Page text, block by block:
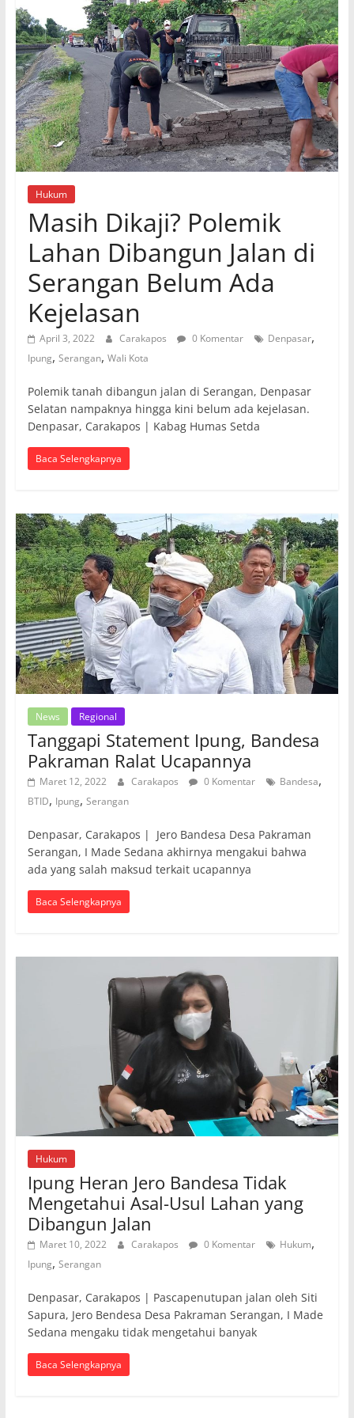
Hukum
Masih Dikaji? Polemik
Lahan Dibangun Jalan di
Serangan Belum Ada
Kejelasan
April 3, 2022 Carakapos 0 Komentar Denpasar,
Ipung, Serangan, Wali Kota
Polemik tanah dibangun jalan di Serangan, Denpasar
Selatan nampaknya hingga kini belum ada kejelasan.
Denpasar, Carakapos | Kabag Humas Setda
Baca Selengkapnya
News Regional
Tanggapi Statement Ipung, Bandesa
Pakraman Ralat Ucapannya
Maret 12, 2022 Carakapos 0 Komentar Bandesa,
BTID, Ipung, Serangan
Denpasar, Carakapos | Jero Bandesa Desa Pakraman
Serangan, I Made Sedana akhirnya mengakui bahwa
ada yang salah maksud terkait ucapannya
Baca Selengkapnya
Hukum
Ipung Heran Jero Bandesa Tidak
Mengetahui Asal-Usul Lahan yang
Dibangun Jalan
Maret 10, 2022 Carakapos 0 Komentar Hukum,
Ipung, Serangan
Denpasar, Carakapos | Pascapenutupan jalan oleh Siti
Sapura, Jero Bendesa Desa Pakraman Serangan, I Made
Sedana mengaku tidak mengetahui banyak
Baca Selengkapnya